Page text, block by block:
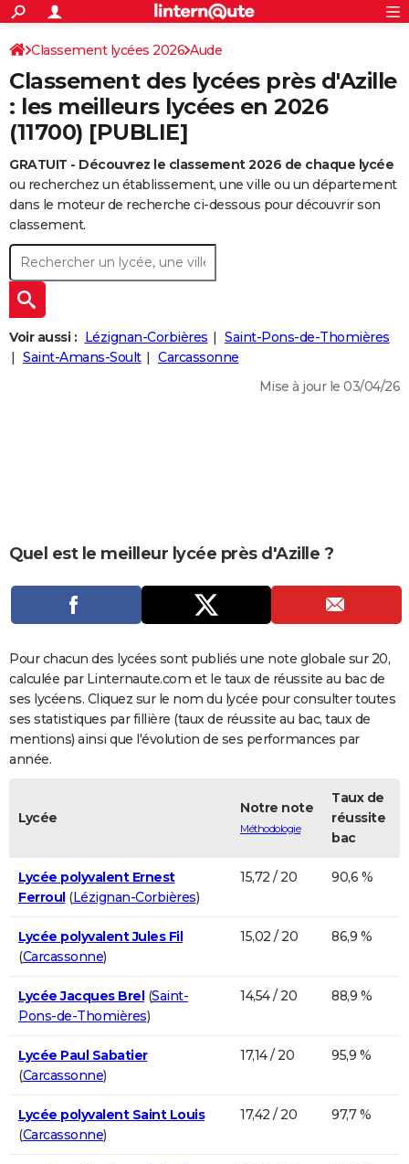
ACTUALITÉS
Politique
Société
Faits Divers
Education
Monde
Villes
+
SPORT
Coupe du monde 2026
Football
Tennis
Cyclisme
Rugby
Forum
CULTURE
Programme TV
TNT
Streaming
Cinéma
Sorties cinéma
Musique
+
FINANCE
Retraite
Impôts
Epargne
Immobilier
Risques naturels par ville
Banque
Assurance
Crédit
AUTO
Essais
Réserver un essai
Citadines
Berlines
SUV
Forum auto
+
HIGH-TECH
BRICOLAGE
Forum
Aménagement intérieur
Extérieur
Cuisine
Salle de bains
Jardinage
Rangement
+WEEK-END
Guides de France
Escapades
Patrimoine
Expositions
Musées
Week-end nature
+
LIFESTYLE
Art de vivre
Bien-être
Loisirs
Mode
Modes de vie
SANTE
Dictionnaire
Biographies
Expressions
Proverbes
PROGRAMME TV
COPAINS D'AVANT
S'inscrire
Se connecter
Lycées
Collèges
Primaires
Universités
Entreprises
Service militaire
Avis de recherche
AVIS DE DÉCÈS
FORUM
Bricolage
Lifestyle
Culture
Sport
Auto
Television
Voyage
Cinema
S'inscrire
Connexion
Classement lycées 2026 Aude
Classement des lycées près d'Azille
: les meilleurs lycées en 2026
(11700) [PUBLIE]
GRATUIT - Découvrez le classement 2026 de chaque lycée
ou recherchez un établissement, une ville ou un département
dans le moteur de recherche ci-dessous pour découvrir son
classement.
Voir aussi : Lézignan-Corbières
Saint-Pons-de-Thomières
Saint-Amans-Soult
Carcassonne
Mise à jour le 03/04/26
Quel est le meilleur lycée près d'Azille ?
Pour chacun des lycées sont publiés une note globale sur 20,
calculée par Linternaute.com et le taux de réussite au bac de
ses lycéens. Cliquez sur le nom du lycée pour consulter toutes
ses statistiques par fillière (taux de réussite au bac, taux de
mentions) ainsi que l'évolution de ses performances par
année.
Lycée
Notre note
Méthodologie
Taux de
réussite
bac
Lycée polyvalent Ernest
Ferroul(Lézignan-Corbières)
15,72 / 20 90,6 %
Lycée polyvalent Jules Fil
(Carcassonne)
15,02 / 20 86,9 %
Lycée Jacques Brel(Saint-
Pons-de-Thomières)
14,54 / 20 88,9 %
Lycée Paul Sabatier
(Carcassonne)
17,14 / 20 95,9 %
Lycée polyvalent Saint Louis
(Carcassonne)
17,42 / 20 97,7 %